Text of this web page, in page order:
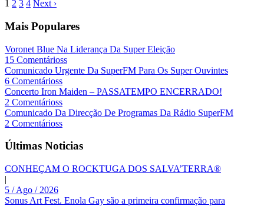
1 2 3 4 Next ›
Mais Populares
Voronet Blue Na Liderança Da Super Eleição
15 Comentárioss
Comunicado Urgente Da SuperFM Para Os Super Ouvintes
6 Comentárioss
Concerto Iron Maiden – PASSATEMPO ENCERRADO!
2 Comentárioss
Comunicado Da Direcção De Programas Da Rádio SuperFM
2 Comentárioss
Últimas Noticias
CONHEÇAM O ROCKTUGA DOS SALVA’TERRA®
|
5 / Ago / 2026
Sonus Art Fest. Enola Gay são a primeira confirmação para